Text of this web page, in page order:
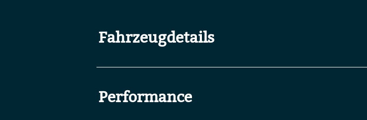
Fahrzeugdetails
Performance